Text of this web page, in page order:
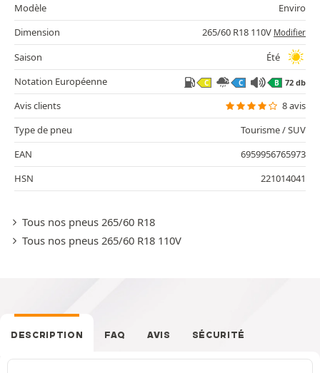
Modèle
Enviro
Dimension
265/60 R18 110V Modifier
Saison
Été
Notation Européenne
C C B 72 db
Avis clients
8 avis
Type de pneu
Tourisme / SUV
EAN
6959956765973
HSN
221014041
Tous nos pneus 265/60 R18
Tous nos pneus 265/60 R18 110V
DESCRIPTION FAQ AVIS SÉCURITÉ